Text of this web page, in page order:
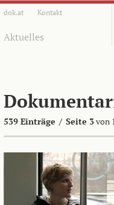
dok.at Kontakt
Aktuelles
539 Einträge / Seite 3von